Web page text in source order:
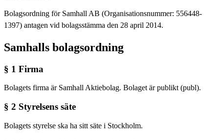
Bolagsordning för Samhall AB (Organisationsnummer: 556448-
1397) antagen vid bolagsstämma den 28 april 2014.
Samhalls bolagsordning
§ 1 Firma
Bolagets firma är Samhall Aktiebolag. Bolaget är publikt (publ).
§ 2 Styrelsens säte
Bolagets styrelse ska ha sitt säte i Stockholm.